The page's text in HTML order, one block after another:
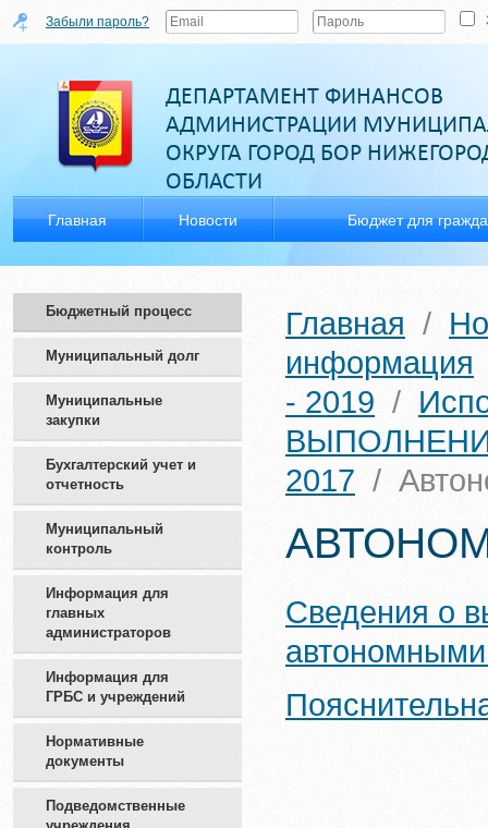
Бюджетный процесс
Муниципальный долг
Муниципальные
закупки
Бухгалтерский учет и
отчетность
Муниципальный
контроль
Информация для
главных
администраторов
Информация для
ГРБС и учреждений
Нормативные
документы
Подведомственные
Главная /
информация
- 2019 /
2017 /
Сведения о
автономными
Забыли пароль?
ДЕПАРТАМЕНТ ФИНАНСОВ
АДМИНИСТРАЦИИ
ОКРУГА ГОРОД БОР
ОБЛАСТИ
Главная Новости Бюджет для